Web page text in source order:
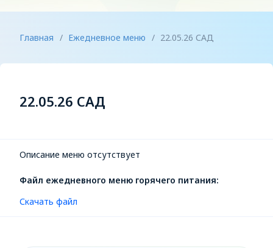
Главная / Ежедневное меню / 22.05.26 САД
22.05.26 САД
Описание меню отсутствует
Файл ежедневного меню горячего питания:
Скачать файл